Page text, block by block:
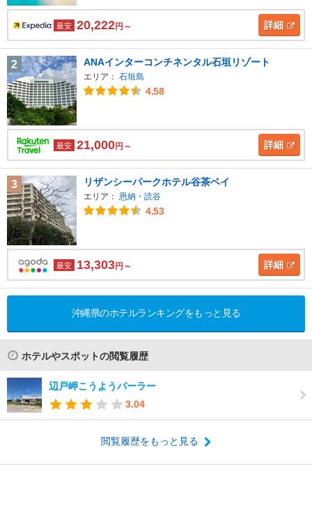
最安 20,222円～ 詳細
2 ANAインターコンチネンタル石垣リゾート
エリア： 石垣島
4.58
最安 21,000円～ 詳細
3 リザンシーパークホテル谷茶ベイ
エリア： 恩納・読谷
4.53
最安 13,303円～ 詳細
沖縄県のホテルランキングをもっと見る
ホテルやスポットの閲覧履歴
辺戸岬こうようパーラー
3.04
閲覧履歴をもっと見る